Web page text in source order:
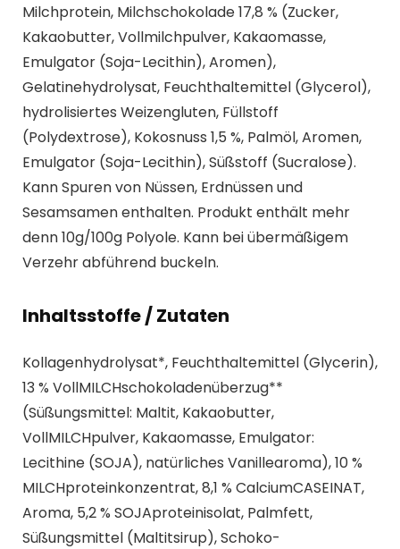
Milchprotein, Milchschokolade 17,8 % (Zucker,
Kakaobutter, Vollmilchpulver, Kakaomasse,
Emulgator (Soja-Lecithin), Aromen),
Gelatinehydrolysat, Feuchthaltemittel (Glycerol),
hydrolisiertes Weizengluten, Füllstoff
(Polydextrose), Kokosnuss 1,5 %, Palmöl, Aromen,
Emulgator (Soja-Lecithin), Süßstoff (Sucralose).
Kann Spuren von Nüssen, Erdnüssen und
Sesamsamen enthalten. Produkt enthält mehr
denn 10g/100g Polyole. Kann bei übermäßigem
Verzehr abführend buckeln.
Inhaltsstoffe / Zutaten
Kollagenhydrolysat*, Feuchthaltemittel (Glycerin),
13 % VollMILCHschokoladenüberzug**
(Süßungsmittel: Maltit, Kakaobutter,
VollMILCHpulver, Kakaomasse, Emulgator:
Lecithine (SOJA), natürliches Vanillearoma), 10 %
MILCHproteinkonzentrat, 8,1 % CalciumCASEINAT,
Aroma, 5,2 % SOJAproteinisolat, Palmfett,
Süßungsmittel (Maltitsirup), Schoko-